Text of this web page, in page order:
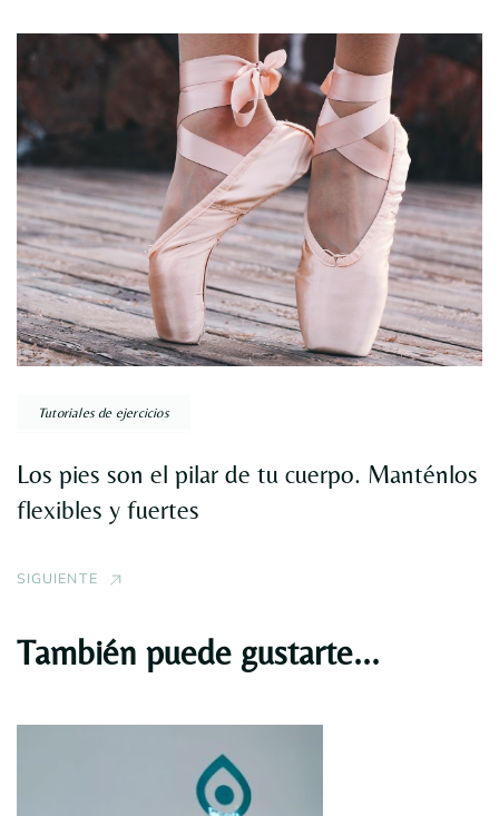
Tutoriales de ejercicios
Los pies son el pilar de tu cuerpo. Manténlos
flexibles y fuertes
SIGUIENTE
También puede gustarte...